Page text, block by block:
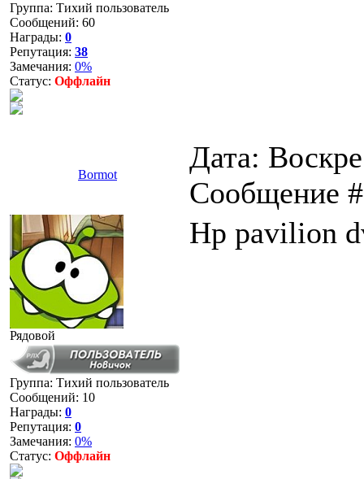
Группа: Тихий пользователь
Сообщений: 60
Награды: 0
Репутация: 38
Замечания: 0%
Статус: Оффлайн
Bormot
Дата:
Сообщение
Рядовой
Группа: Тихий пользователь
Сообщений: 10
Награды: 0
Репутация: 0
Замечания: 0%
Статус: Оффлайн
Hp pavilion